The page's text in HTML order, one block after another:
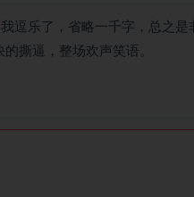
逗乐了，省略一千字，总之是
撕逼，整场欢声笑语。